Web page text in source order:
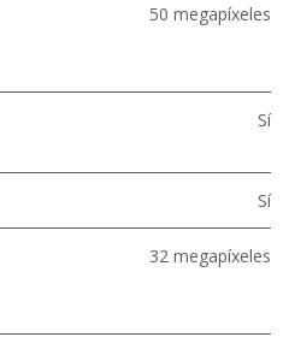
50 megapíxeles
Sí
Sí
32 megapíxeles